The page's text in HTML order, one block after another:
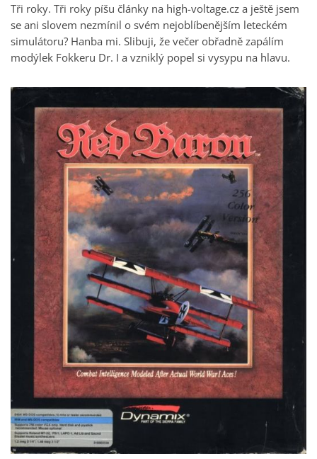
Tři roky. Tři roky píšu články na high-voltage.cz a ještě jsem
se ani slovem nezmínil o svém nejoblíbenějším leteckém
simulátoru? Hanba mi. Slibuji, že večer obřadně zapálím
modýlek Fokkeru Dr. I a vzniklý popel si vysypu na hlavu.